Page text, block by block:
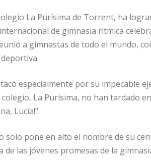
La Purísima de Torrent, ha
de gimnasia rítmica
a gimnastas de todo el mundo,
especialmente por su impecable
La Purísima, no han tardado
Lucía!”.
solo pone en alto el nombre de su
de las jóvenes promesas de la